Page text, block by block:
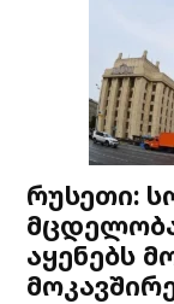
რუსეთი:
მცდელობა
აყენებს